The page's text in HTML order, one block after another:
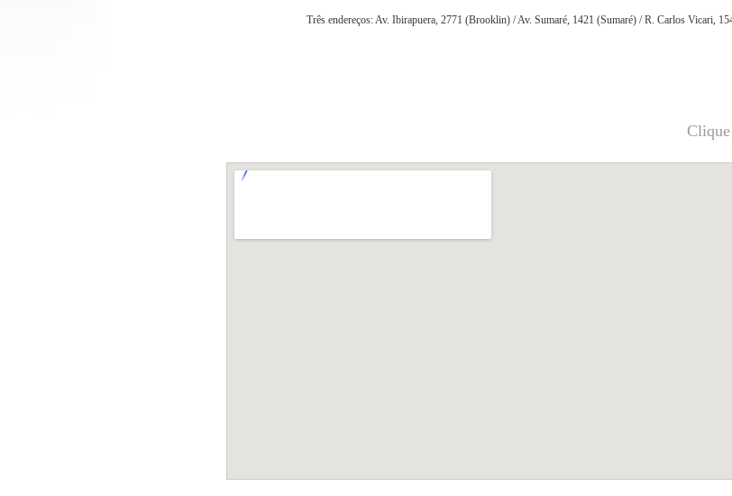
Três endereços: Av. Ibirapuera, 2771 (Brooklin) / Av. Sumaré, 1421 (Sumaré) / R. Carlos Vicari,